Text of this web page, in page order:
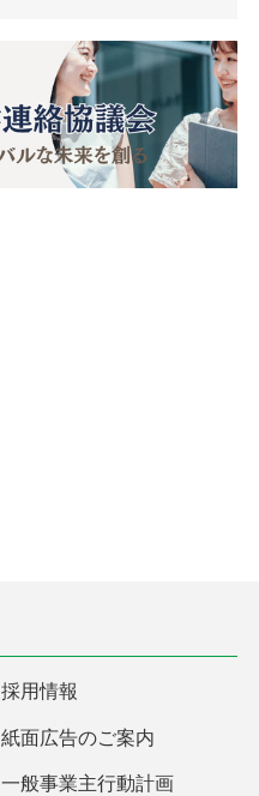
採用情報
紙面広告のご案内
一般事業主行動計画